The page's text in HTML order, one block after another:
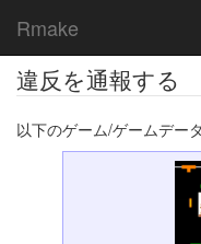
Rmake
違反を通報する
以下のゲーム/ゲームデー